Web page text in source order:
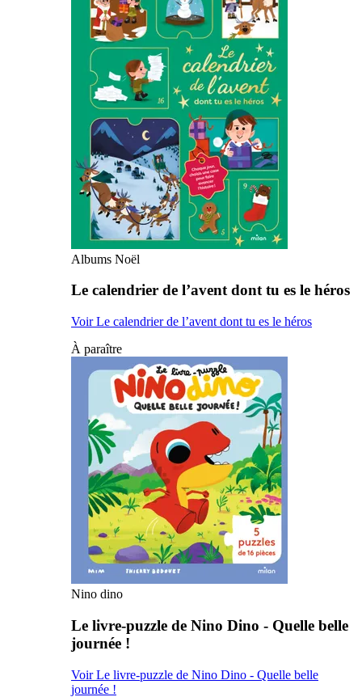
Albums Noël
Le calendrier de l’avent dont tu es le héros
Voir Le calendrier de l’avent dont tu es le héros
À paraître
Nino dino
Le livre-puzzle de Nino Dino - Quelle belle
journée !
Voir Le livre-puzzle de Nino Dino - Quelle belle
journée !